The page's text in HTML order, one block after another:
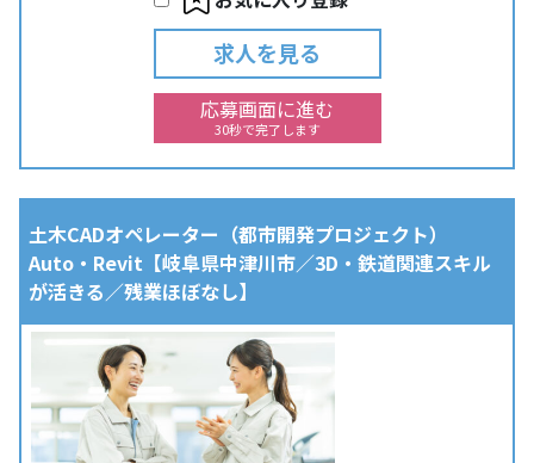
求人を見る
応募画面に進む
30秒で完了します
土木CADオペレーター（都市開発プロジェクト）
Auto・Revit【岐阜県中津川市／3D・鉄道関連スキル
が活きる／残業ほぼなし】